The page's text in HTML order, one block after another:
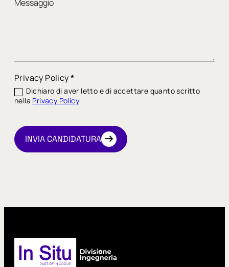
Privacy Policy*
Dichiaro di aver letto e di accettare quanto scritto
nella Privacy Policy
arrow_right_alt arrow_right_alt
INVIA CANDIDATURA